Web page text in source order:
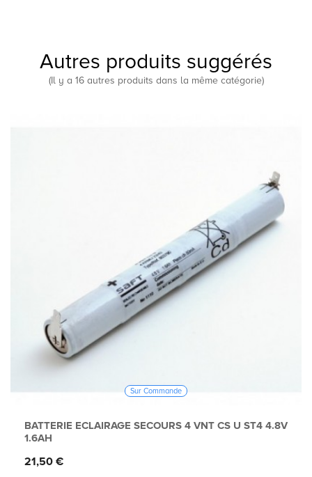
Autres produits suggérés
(Il y a 16 autres produits dans la même catégorie)
Sur Commande
BATTERIE ECLAIRAGE SECOURS 4 VNT CS U ST4 4.8V
1.6AH
Prix
21,50 €